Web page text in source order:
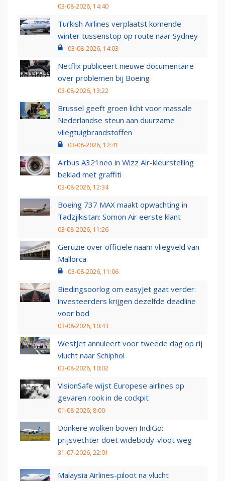
03-08-2026, 14:40
Turkish Airlines verplaatst komende
winter tussenstop op route naar Sydney
03-08-2026, 14:03
Netflix publiceert nieuwe documentaire
over problemen bij Boeing
03-08-2026, 13:22
Brussel geeft groen licht voor massale
Nederlandse steun aan duurzame
vliegtuigbrandstoffen
03-08-2026, 12:41
Airbus A321neo in Wizz Air-kleurstelling
beklad met graffiti
03-08-2026, 12:34
Boeing 737 MAX maakt opwachting in
Tadzjikistan: Somon Air eerste klant
03-08-2026, 11:26
Geruzie over officiële naam vliegveld van
Mallorca
03-08-2026, 11:06
Biedingsoorlog om easyJet gaat verder:
investeerders krijgen dezelfde deadline
voor bod
03-08-2026, 10:43
WestJet annuleert voor tweede dag op rij
vlucht naar Schiphol
03-08-2026, 10:02
VisionSafe wijst Europese airlines op
gevaren rook in de cockpit
01-08-2026, 8:00
Donkere wolken boven IndiGo:
prijsvechter doet widebody-vloot weg
31-07-2026, 22:01
Malaysia Airlines-piloot na vlucht